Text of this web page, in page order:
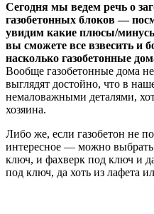
Сегодня мы ведем речь о
газобетонных блоков —
увидим какие плюсы/
вы сможете все взвесить и
насколько газобетонные
Вообще газобетонные дома
выглядят достойно, что в
немаловажными деталями,
хозяина.
Либо же, если газобетон не
интересное — можно выбрать
ключ, и фахверк под ключ и
под ключ, да хоть из лафета